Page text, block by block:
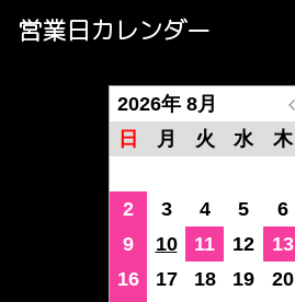
営業日カレンダー
2026年 8月
日
月 火 水 木
2
3 4 5 6
9
10 11 12 13
16
17 18 19 20